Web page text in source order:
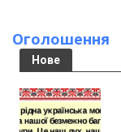
Оголошення
Нове